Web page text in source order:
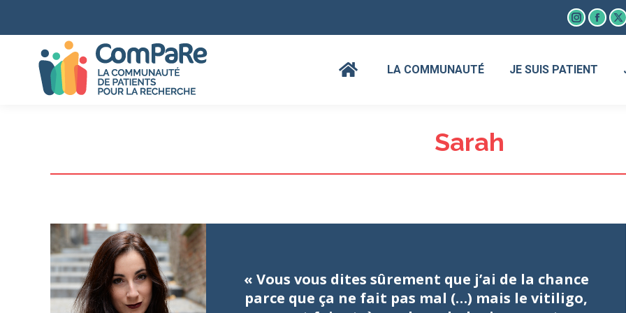
Instagram
opensopens
X
LA COMMUNAUTÉ JE SUIS PATIENT
Sarah
« Vous vous dites sûrement que j’ai de la chance
parce que ça ne fait pas mal (…) mais le vitiligo,